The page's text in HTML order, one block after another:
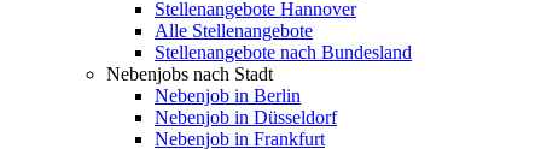
Stellenangebote Hannover
Alle Stellenangebote
Stellenangebote nach Bundesland
Nebenjobs nach Stadt
Nebenjob in Berlin
Nebenjob in Düsseldorf
Nebenjob in Frankfurt